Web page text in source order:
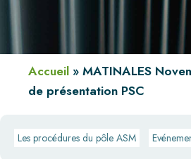
Accueil »MATINALES
de présentation PSC
Les procédures du pôle ASM